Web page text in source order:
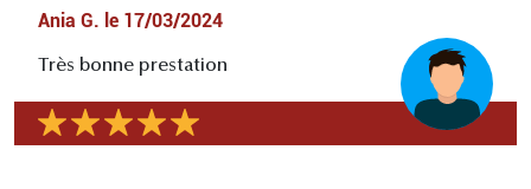
Ania G. le 17/03/2024
Très bonne prestation